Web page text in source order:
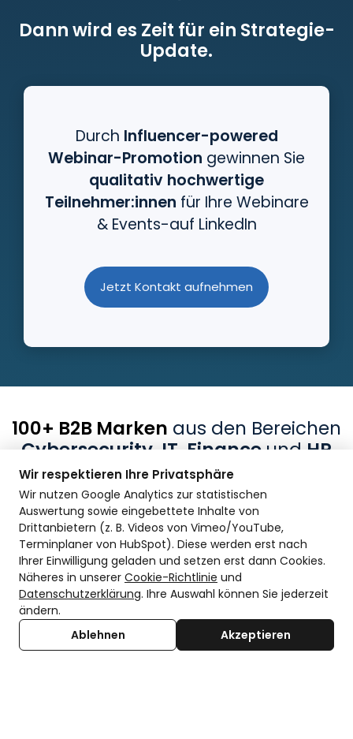
Dann wird es Zeit für ein Strategie-
Update.
Durch Influencer-powered
Webinar-Promotion gewinnen Sie
qualitativ hochwertige
Teilnehmer:innen für Ihre Webinare
& Events-auf LinkedIn
Jetzt Kontakt aufnehmen
100+ B2B Marken aus den Bereichen
Cybersecurity, IT, Finance und HR
vertrauen uns!
Wir respektieren Ihre Privatsphäre
Wir nutzen Google Analytics zur statistischen
Auswertung sowie eingebettete Inhalte von
Drittanbietern (z. B. Videos von Vimeo/YouTube,
Terminplaner von HubSpot). Diese werden erst nach
Ihrer Einwilligung geladen und setzen erst dann Cookies.
Näheres in unserer Cookie-Richtlinie und
Datenschutzerklärung. Ihre Auswahl können Sie jederzeit
ändern.
Ablehnen
Akzeptieren